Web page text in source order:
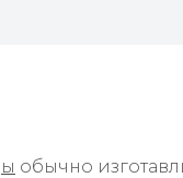
обычно